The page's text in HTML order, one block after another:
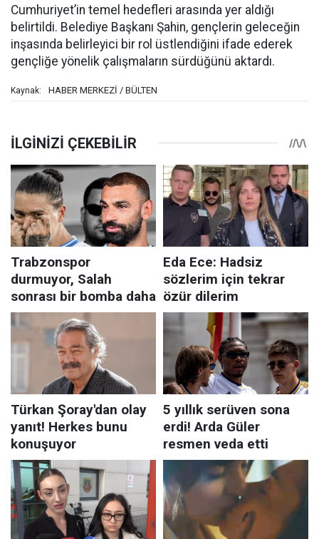
Cumhuriyet’in temel hedefleri arasında yer aldığı
belirtildi. Belediye Başkanı Şahin, gençlerin geleceğin
inşasında belirleyici bir rol üstlendiğini ifade ederek
gençliğe yönelik çalışmaların sürdüğünü aktardı.
Kaynak: HABER MERKEZİ / BÜLTEN